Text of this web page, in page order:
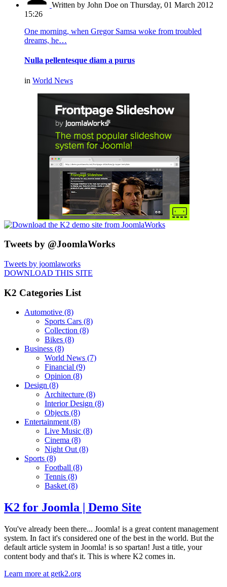
Written by John Doe on Thursday, 01 March 2012
15:26
One morning, when Gregor Samsa woke from troubled
dreams, he…
Nulla pellentesque diam a purus
in World News
Tweets by @JoomlaWorks
Tweets by joomlaworks
DOWNLOAD THIS SITE
K2 Categories List
Automotive (8)
Sports Cars (8)
Collection (8)
Bikes (8)
Business (8)
World News (7)
Financial (9)
Opinion (8)
Design (8)
Architecture (8)
Interior Design (8)
Objects (8)
Entertainment(8)
Live Music (8)
Cinema (8)
Night Out(8)
Sports (8)
Football (8)
Tennis (8)
Basket(8)
K2 for Joomla | Demo Site
You've already been there... Joomla! is a great content management
system. In fact it's considered one of the best in the world. But the
default article system in Joomla! is so spartan! Just a title, your
content body and that's it. This is where K2 comes in.
Learn more at getk2.org